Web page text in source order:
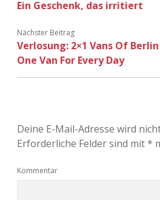
Ein Geschenk, das irritiert
Nächster Beitrag
Verlosung: 2×1 Vans Of
One Van For Every Day
Deine E-Mail-Adresse wird
Erforderliche Felder sind mit*
Kommentar